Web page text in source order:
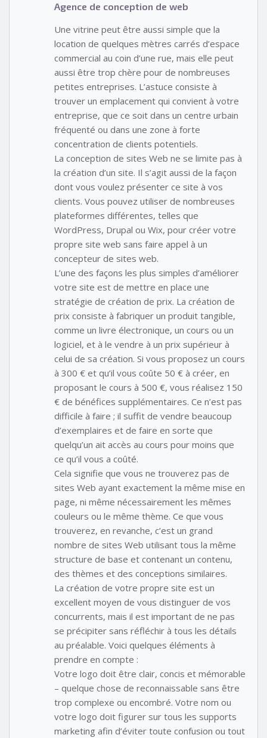
Agence de conception de web
Une vitrine peut être aussi simple que la
location de quelques mètres carrés d’espace
commercial au coin d’une rue, mais elle peut
aussi être trop chère pour de nombreuses
petites entreprises. L’astuce consiste à
trouver un emplacement qui convient à votre
entreprise, que ce soit dans un centre urbain
fréquenté ou dans une zone à forte
concentration de clients potentiels.
La conception de sites Web ne se limite pas à
la création d’un site. Il s’agit aussi de la façon
dont vous voulez présenter ce site à vos
clients. Vous pouvez utiliser de nombreuses
plateformes différentes, telles que
WordPress, Drupal ou Wix, pour créer votre
propre site web sans faire appel à un
concepteur de sites web.
L’une des façons les plus simples d’améliorer
votre site est de mettre en place une
stratégie de création de prix. La création de
prix consiste à fabriquer un produit tangible,
comme un livre électronique, un cours ou un
logiciel, et à le vendre à un prix supérieur à
celui de sa création. Si vous proposez un cours
à 300 € et qu’il vous coûte 50 € à créer, en
proposant le cours à 500 €, vous réalisez 150
€ de bénéfices supplémentaires. Ce n’est pas
difficile à faire ; il suffit de vendre beaucoup
d’exemplaires et de faire en sorte que
quelqu’un ait accès au cours pour moins que
ce qu’il vous a coûté.
Cela signifie que vous ne trouverez pas de
sites Web ayant exactement la même mise en
page, ni même nécessairement les mêmes
couleurs ou le même thème. Ce que vous
trouverez, en revanche, c’est un grand
nombre de sites Web utilisant tous la même
structure de base et contenant un contenu,
des thèmes et des conceptions similaires.
La création de votre propre site est un
excellent moyen de vous distinguer de vos
concurrents, mais il est important de ne pas
se précipiter sans réfléchir à tous les détails
au préalable. Voici quelques éléments à
prendre en compte :
Votre logo doit être clair, concis et mémorable
– quelque chose de reconnaissable sans être
trop complexe ou encombré. Votre nom ou
votre logo doit figurer sur tous les supports
marketing afin d’éviter toute confusion ou tout